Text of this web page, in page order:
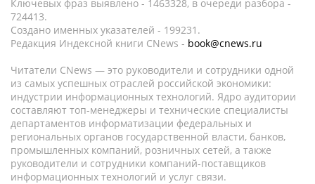
Ключевых фраз выявлено - 1463328, в очереди разбора -
724413.
Создано именных указателей - 199231.
Редакция Индексной книги CNews - book@cnews.ru
Читатели CNews — это руководители и сотрудники одной
из самых успешных отраслей российской экономики:
индустрии информационных технологий. Ядро аудитории
составляют топ-менеджеры и технические специалисты
департаментов информатизации федеральных и
региональных органов государственной власти, банков,
промышленных компаний, розничных сетей, а также
руководители и сотрудники компаний-поставщиков
информационных технологий и услуг связи.